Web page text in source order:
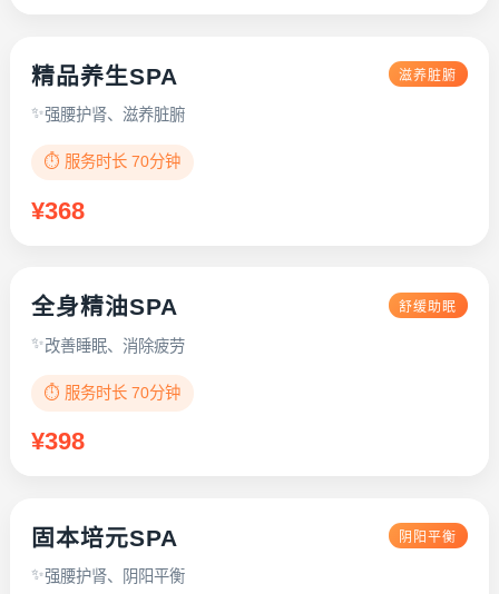
精品养生SPA 滋养脏腑
强腰护肾、滋养脏腑
⏱️ 服务时长 70分钟
¥368
全身精油SPA 舒缓助眠
改善睡眠、消除疲劳
⏱️ 服务时长 70分钟
¥398
固本培元SPA 阴阳平衡
强腰护肾、阴阳平衡